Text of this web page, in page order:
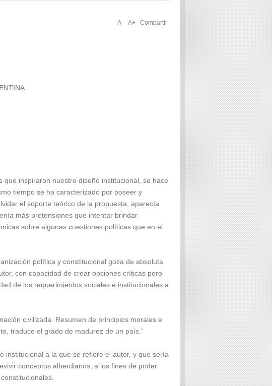
A- A+ Compartir
inspiraron nuestro diseño institucional, se hace
tiempo se ha caracterizado por poseer y
el soporte teórico de la propuesta, aparecía
más pretensiones que intentar brindar
sobre algunas cuestiones políticas que en el
política y constitucional goza de absoluta
con capacidad de crear opciones críticas pero
de los requerimientos sociales e institucionales a
civilizada. Resumen de principios morales e
traduce el grado de madurez de un país.”
institucional a la que se refiere el autor, y que sería
conceptos alberdianos, a los fines de poder